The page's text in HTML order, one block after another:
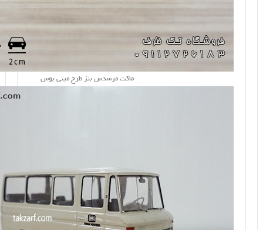
ماکت مرسدس بنز طرح مینی بوس